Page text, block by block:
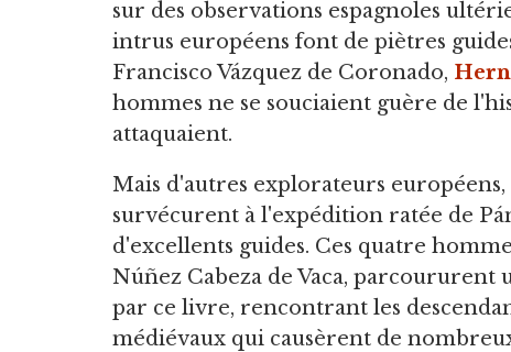
sur des observations espagnoles
intrus européens font de piètres
Francisco Vázquez de Coronado,
hommes ne se souciaient guère de
attaquaient.
Mais d'autres explorateurs
survécurent à l'expédition ratée de
d'excellents guides. Ces quatre
Núñez Cabeza de Vaca,
par ce livre, rencontrant les
médiévaux qui causèrent de